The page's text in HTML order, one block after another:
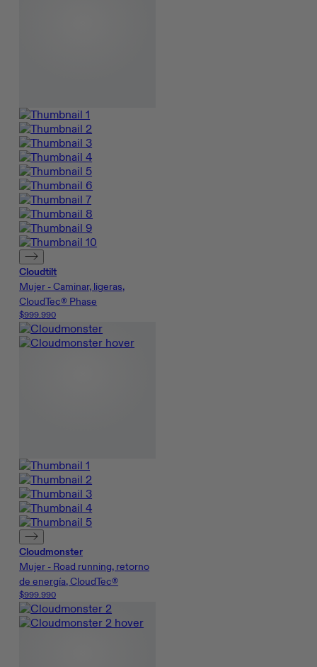
Cloudtilt
Mujer - Caminar, ligeras,
CloudTec® Phase
$999.990
Cloudmonster
Mujer - Road running, retorno
de energía, CloudTec®
$999.990